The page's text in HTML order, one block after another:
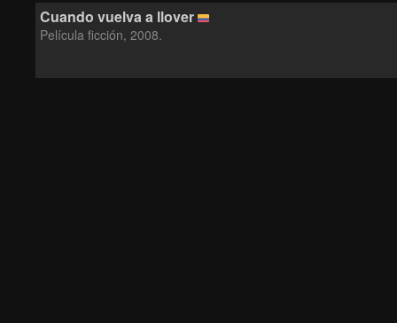
Cuando vuelva a llover
Película ficción, 2008.